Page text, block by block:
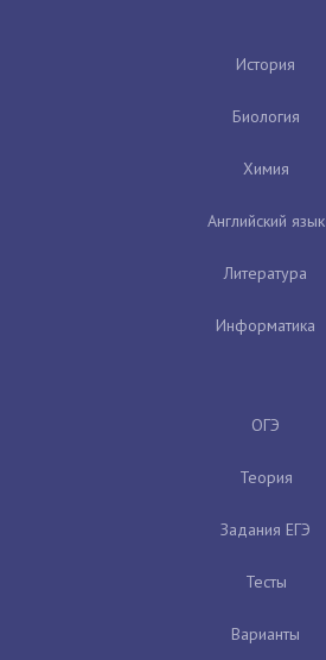
История
Биология
Химия
Английский язык
Литература
Информатика
ОГЭ
Теория
Задания ЕГЭ
Тесты
Варианты